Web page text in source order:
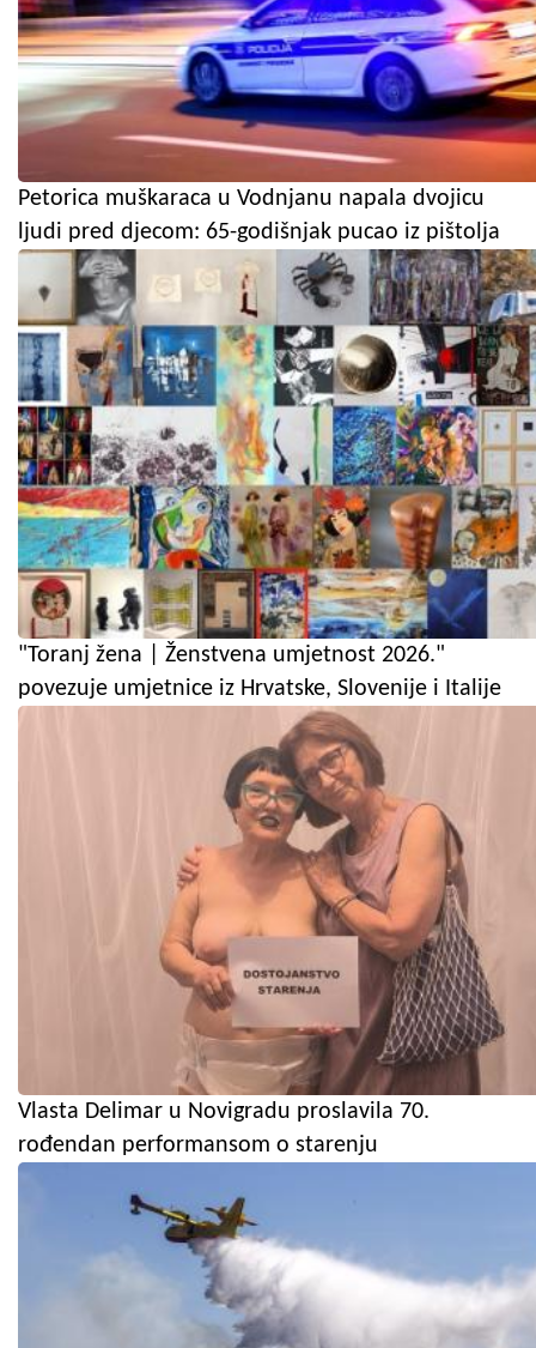
Petorica muškaraca u Vodnjanu napala dvojicu
ljudi pred djecom: 65-godišnjak pucao iz pištolja
"Toranj žena | Ženstvena umjetnost 2026."
povezuje umjetnice iz Hrvatske, Slovenije i Italije
Vlasta Delimar u Novigradu proslavila 70.
rođendan performansom o starenju